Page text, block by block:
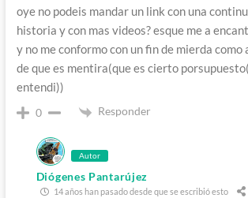
oye no podeis mandar un link con una
historia y con mas videos? esque me a
y no me conformo con un fin de mierda como
de que es mentira(que es cierto
entendi))
0 Responder
Autor
Diógenes Pantarújez
14 años han pasado desde que se escribió esto